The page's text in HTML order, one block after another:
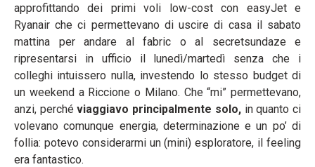
approfittando dei primi voli low-cost con easyJet e
Ryanair che ci permettevano di uscire di casa il sabato
mattina per andare al fabric o al secretsundaze e
ripresentarsi in ufficio il lunedì/martedì senza che i
colleghi intuissero nulla, investendo lo stesso budget di
un weekend a Riccione o Milano. Che “mi” permettevano,
anzi, perchéviaggiavo principalmente solo, in quanto ci
volevano comunque energia, determinazione e un po’ di
follia: potevo considerarmi un (mini) esploratore, il feeling
era fantastico.